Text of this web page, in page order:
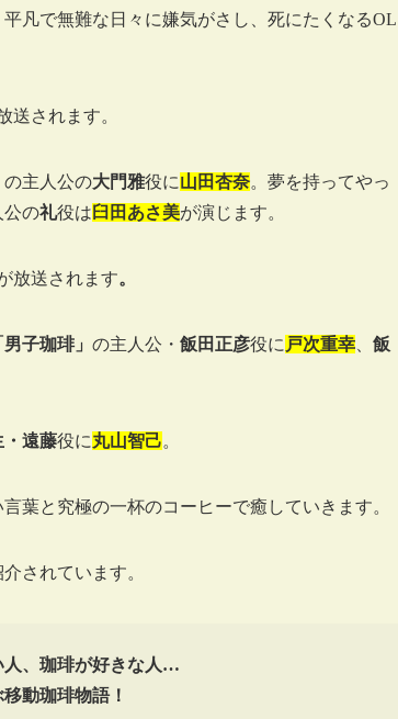
平凡で無難な日々に嫌気がさし、死にたくなるOL
送されます。
の主人公の大門雅役に山田杏奈。夢を持ってやっ
公の礼役は 臼田あさ美が演じます。
放送されます。
男子珈琲」 の主人公・ 飯田正彦役に 戸次重幸
飯
・遠藤役に丸山智己。
葉と究極の一杯のコーヒーで癒していきます。
されています。
人、珈琲が好きな人…
動珈琲物語！